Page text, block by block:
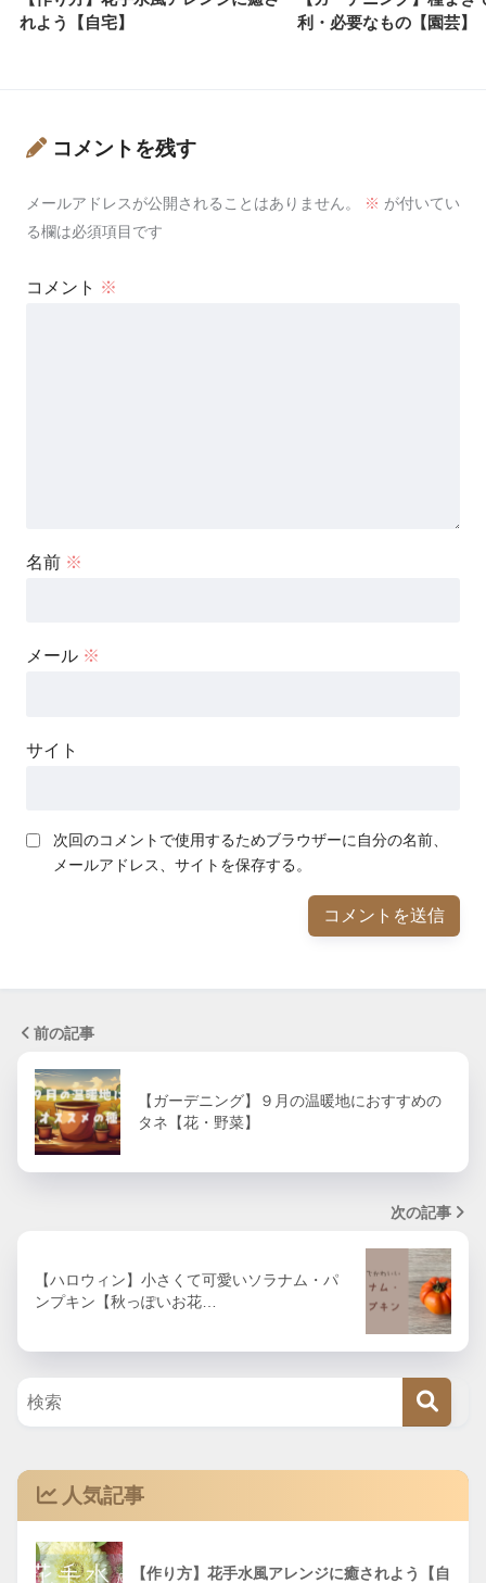
れよう【自宅】
利・必要なもの【園芸】
コメントを残す
メールアドレスが公開されることはありません。 ※ が付いてい
る欄は必須項目です
コメント ※
名前 ※
メール ※
サイト
次回のコメントで使用するためブラウザーに自分の名前、
メールアドレス、サイトを保存する。
前の記事
【ガーデニング】９月の温暖地におすすめの
タネ【花・野菜】
次の記事
【ハロウィン】小さくて可愛いソラナム・パ
ンプキン【秋っぽいお花…
人気記事
【作り方】花手水風アレンジに癒されよう【自